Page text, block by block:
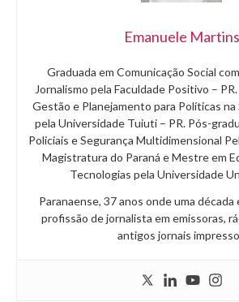
Emanuele Martins
Graduada em Comunicação Social
Jornalismo pela Faculdade Positivo –
Gestão e Planejamento para Políticas na
pela Universidade Tuiuti – PR. Pós-
Policiais e Segurança Multidimensional
Magistratura do Paraná e Mestre em
Tecnologias pela Universidade
Paranaense, 37 anos onde uma década
profissão de jornalista em emissoras,
antigos jornais